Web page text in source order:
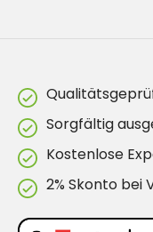
Sorgfältig
Kostenlose
2% Skonto bei